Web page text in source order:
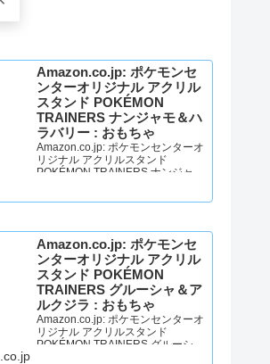
Amazon.co.jp: ポケモンセ
ンターオリジナル アクリル
スタンド POKÉMON
TRAINERS ナンジャモ＆ハ
ラバリー : おもちゃ
Amazon.co.jp: ポケモンセンターオ
リジナル アクリルスタンド
POKÉMON TRAINERS ナンジャモ
Amazon.co.jp: ポケモンセ
ンターオリジナル アクリル
スタンド POKÉMON
TRAINERS グルーシャ＆ア
ルクジラ : おもちゃ
Amazon.co.jp: ポケモンセンターオ
リジナル アクリルスタンド
POKÉMON TRAINERS グルーシャ